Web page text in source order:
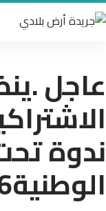
عاجل
ندوة
الوطنية2016